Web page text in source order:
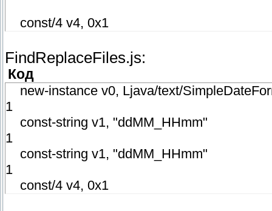
const/4 v4, 0x1
FindReplaceFiles.js:
Код
new-instance v0, Ljava/text/
1
const-string v1, "ddMM_HHmm"
1
const-string v1, "ddMM_HHmm"
1
const/4 v4, 0x1